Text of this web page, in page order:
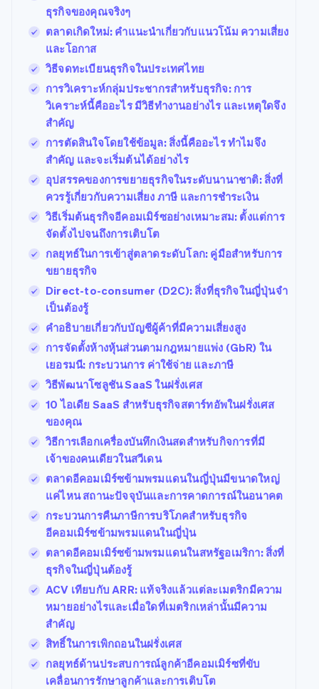
ธุรกิจของคุณจริงๆ
ตลาดเกิดใหม่: คำแนะนำเกี่ยวกับแนวโน้ม ความเสี่ยง
และโอกาส
วิธีจดทะเบียนธุรกิจในประเทศไทย
การวิเคราะห์กลุ่มประชากรสำหรับธุรกิจ: การ
วิเคราะห์นี้คืออะไร มีวิธีทำงานอย่างไร และเหตุใดจึง
สำคัญ
การตัดสินใจโดยใช้ข้อมูล: สิ่งนี้คืออะไร ทำไมจึง
สำคัญ และจะเริ่มต้นได้อย่างไร
อุปสรรคของการขยายธุรกิจในระดับนานาชาติ: สิ่งที่
ควรรู้เกี่ยวกับความเสี่ยง ภาษี และการชำระเงิน
วิธีเริ่มต้นธุรกิจอีคอมเมิร์ซอย่างเหมาะสม: ตั้งแต่การ
จัดตั้งไปจนถึงการเติบโต
กลยุทธ์ในการเข้าสู่ตลาดระดับโลก: คู่มือสําหรับการ
ขยายธุรกิจ
Direct-to-consumer (D2C): สิ่งที่ธุรกิจในญี่ปุ่นจํา
เป็นต้องรู้
คำอธิบายเกี่ยวกับบัญชีผู้ค้าที่มีความเสี่ยงสูง
การจัดตั้งห้างหุ้นส่วนตามกฎหมายแพ่ง (GbR) ใน
เยอรมนี: กระบวนการ ค่าใช้จ่าย และภาษี
วิธีพัฒนาโซลูชัน SaaS ในฝรั่งเศส
10 ไอเดีย SaaS สําหรับธุรกิจสตาร์ทอัพในฝรั่งเศส
ของคุณ
วิธีการเลือกเครื่องบันทึกเงินสดสําหรับกิจการที่มี
เจ้าของคนเดียวในสวีเดน
ตลาดอีคอมเมิร์ซข้ามพรมแดนในญี่ปุ่นมีขนาดใหญ่
แค่ไหน สถานะปัจจุบันและการคาดการณ์ในอนาคต
กระบวนการคืนภาษีการบริโภคสําหรับธุรกิจ
อีคอมเมิร์ซข้ามพรมแดนในญี่ปุ่น
ตลาดอีคอมเมิร์ซข้ามพรมแดนในสหรัฐอเมริกา: สิ่งที่
ธุรกิจในญี่ปุ่นต้องรู้
ACV เทียบกับ ARR: แท้จริงแล้วแต่ละเมตริกมีความ
หมายอย่างไรและเมื่อใดที่เมตริกเหล่านั้นมีความ
สําคัญ
สิทธิ์ในการเพิกถอนในฝรั่งเศส
กลยุทธ์ด้านประสบการณ์ลูกค้าอีคอมเมิร์ซที่ขับ
เคลื่อนการรักษาลูกค้าและการเติบโต